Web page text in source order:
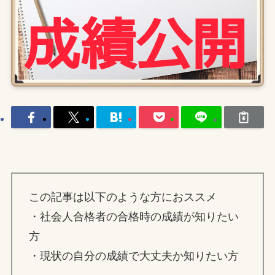
この記事は以下のような方におススメ
・社会人合格者の合格時の成績が知りたい
方
・現状の自分の成績で大丈夫か知りたい方